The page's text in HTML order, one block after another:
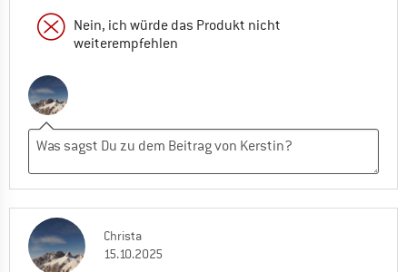
Nein, ich würde das Produkt nicht
weiterempfehlen
Christa
15.10.2025